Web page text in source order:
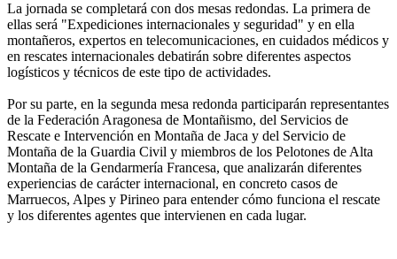
La jornada se completará con dos mesas redondas. La primera de
ellas será "Expediciones internacionales y seguridad" y en ella
montañeros, expertos en telecomunicaciones, en cuidados médicos y
en rescates internacionales debatirán sobre diferentes aspectos
logísticos y técnicos de este tipo de actividades.
Por su parte, en la segunda mesa redonda participarán representantes
de la Federación Aragonesa de Montañismo, del Servicios de
Rescate e Intervención en Montaña de Jaca y del Servicio de
Montaña de la Guardia Civil y miembros de los Pelotones de Alta
Montaña de la Gendarmería Francesa, que analizarán diferentes
experiencias de carácter internacional, en concreto casos de
Marruecos, Alpes y Pirineo para entender cómo funciona el rescate
y los diferentes agentes que intervienen en cada lugar.